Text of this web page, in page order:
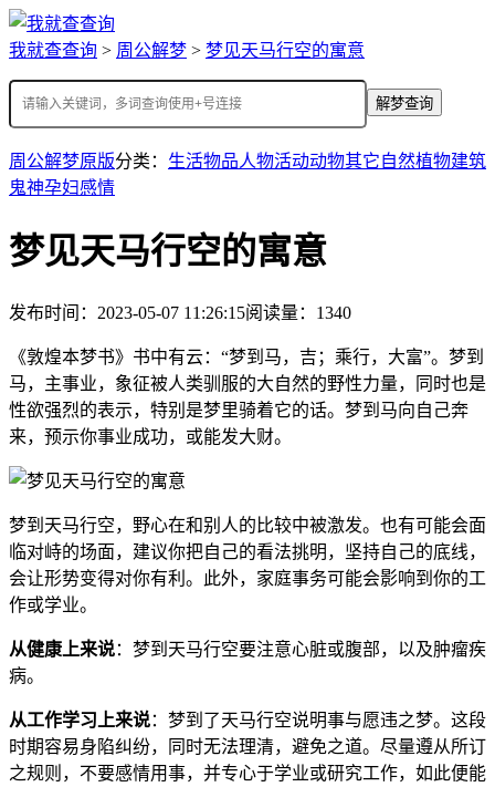
我就查查询 > 周公解梦 > 梦见天马行空的寓意
解梦查询
周公解梦原版分类： 生活物品人物活动动物其它自然植物建筑
鬼神孕妇感情
梦见天马行空的寓意
发布时间：2023-05-07 11:26:15阅读量：1340
《敦煌本梦书》书中有云：“梦到马，吉；乘行，大富”。梦到
马，主事业，象征被人类驯服的大自然的野性力量，同时也是
性欲强烈的表示，特别是梦里骑着它的话。梦到马向自己奔
来，预示你事业成功，或能发大财。
梦到天马行空，野心在和别人的比较中被激发。也有可能会面
临对峙的场面，建议你把自己的看法挑明，坚持自己的底线，
会让形势变得对你有利。此外，家庭事务可能会影响到你的工
作或学业。
从健康上来说：梦到天马行空要注意心脏或腹部，以及肿瘤疾
病。
从工作学习上来说：梦到了天马行空说明事与愿违之梦。这段
时期容易身陷纠纷，同时无法理清，避免之道。尽量遵从所订
之规则，不要感情用事，并专心于学业或研究工作，如此便能